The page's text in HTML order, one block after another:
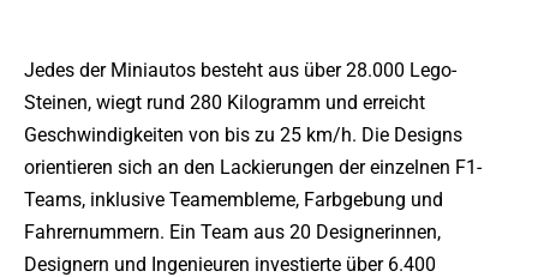
Jedes der Miniautos besteht aus über 28.000 Lego-
Steinen, wiegt rund 280 Kilogramm und erreicht
Geschwindigkeiten von bis zu 25 km/h. Die Designs
orientieren sich an den Lackierungen der einzelnen F1-
Teams, inklusive Teamembleme, Farbgebung und
Fahrernummern. Ein Team aus 20 Designerinnen,
Designern und Ingenieuren investierte über 6.400